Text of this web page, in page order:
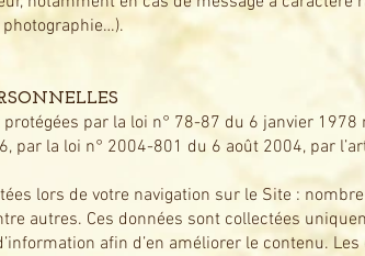
par la loi n° 78-87 du 6 janvier
par la loi n° 2004-801 du 6 août 2004, par
lors de votre navigation sur le Site :
autres. Ces données sont collectées
afin d’en améliorer le contenu.